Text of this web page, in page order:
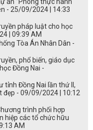
- 25/09/2024 | 14:33
pháp luật cho học
| 09:39 AM
Tòa Án Nhân Dân -
phổ biến, giáo dục
Đồng Nai -
tỉnh Đồng Nai lần thứ II,
đẹp - 09/09/2024 | 10:12
trình phối hợp
hiệp các tổ chức hữu
AM